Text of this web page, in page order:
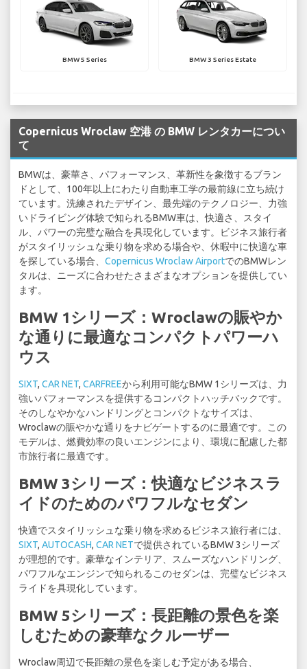
BMW 5 Series BMW 3 Series Estate
Copernicus Wroclaw 空港 の BMW レンタカーについ
て
BMWは、豪華さ、パフォーマンス、革新性を象徴するブラン
ドとして、100年以上にわたり自動車工学の最前線に立ち続け
ています。洗練されたデザイン、最先端のテクノロジー、力強
いドライビング体験で知られるBMW車は、快適さ、スタイ
ル、パワーの完璧な融合を具現化しています。ビジネス旅行者
がスタイリッシュな乗り物を求める場合や、休暇中に快適な車
を探している場合、 Copernicus Wroclaw AirportでのBMWレン
タルは、ニーズに合わせたさまざまなオプションを提供してい
ます。
BMW 1シリーズ：Wroclawの賑やか
な通りに最適なコンパクトパワーハ
ウス
SIXT, CAR NET, CARFREEから利用可能なBMW 1シリーズは、力
強いパフォーマンスを提供するコンパクトハッチバックです。
そのしなやかなハンドリングとコンパクトなサイズは、
Wroclawの賑やかな通りをナビゲートするのに最適です。この
モデルは、燃費効率の良いエンジンにより、環境に配慮した都
市旅行者に最適です。
BMW 3シリーズ：快適なビジネスラ
イドのためのパワフルなセダン
快適でスタイリッシュな乗り物を求めるビジネス旅行者には、
SIXT, AUTOCASH, CAR NETで提供されているBMW 3シリーズ
が理想的です。豪華なインテリア、スムーズなハンドリング、
パワフルなエンジンで知られるこのセダンは、完璧なビジネス
ライドを具現化しています。
BMW 5シリーズ：長距離の景色を楽
しむための豪華なクルーザー
Wroclaw周辺で長距離の景色を楽しむ予定がある場合、